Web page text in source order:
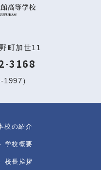
町加世11
3168
1997）
校の紹介
学校概要
校長挨拶